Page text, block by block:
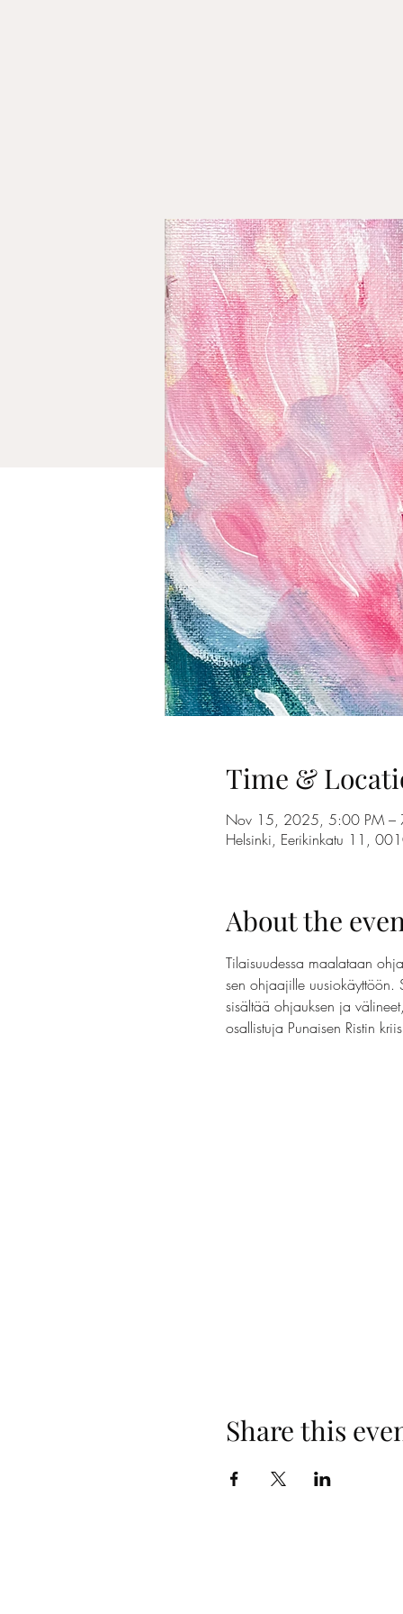
Time &
Nov 15, 2025, 5:00 PM –
Helsinki, Eerikinkatu 11,
About the
Tilaisuudessa maalataan
sen ohjaajille
sisältää ohjauksen ja
osallistuja Punaisen Ristin
Share this